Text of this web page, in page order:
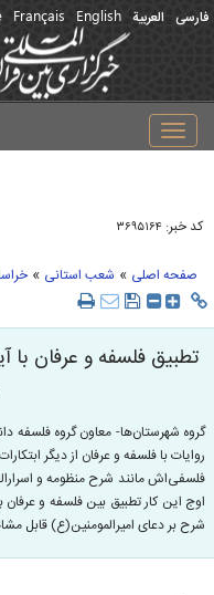
فارسی العربیة English
Français
Toggle
navigation
کد خبر: ۳۶۹۵۱۶۴
صفحه اصلی » شعب استانی »
تطبیق فلسفه و عرفان با
گروه شهرستان‌‌ها- معاون گروه فلسفه
روایات با فلسفه و عرفان از دیگر
فلسفی‌اش مانند شرح منظومه و
اوج این کار تطبیق بین فلسفه و
شرح بر دعای امیرالمومنین(ع) قابل